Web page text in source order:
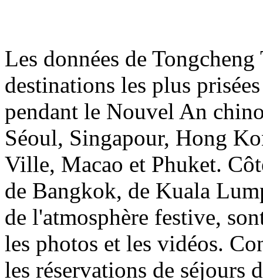
Les données de
destinations les plus
pendant le Nouvel An
Séoul, Singapour, Hong
Ville, Macao et Phuket.
de Bangkok, de Kuala
de l'atmosphère festive,
les photos et les vidéos.
les réservations de séjours